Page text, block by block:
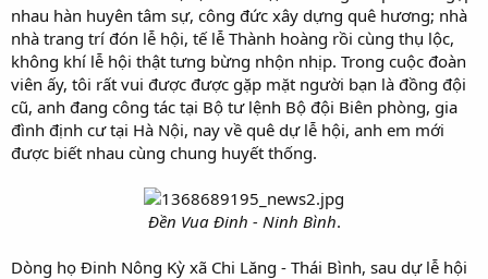
nhau hàn huyên tâm sự, công đức xây dựng quê hương; nhà
nhà trang trí đón lễ hội, tế lễ Thành hoàng rồi cùng thụ lộc,
không khí lễ hội thật tưng bừng nhộn nhịp. Trong cuộc đoàn
viên ấy, tôi rất vui được được gặp mặt người bạn là đồng đội
cũ, anh đang công tác tại Bộ tư lệnh Bộ đội Biên phòng, gia
đình định cư tại Hà Nội, nay về quê dự lễ hội, anh em mới
được biết nhau cùng chung huyết thống.
Đền Vua Đinh - Ninh Bình.
Dòng họ Đinh Nông Kỳ xã Chi Lăng - Thái Bình, sau dự lễ hội